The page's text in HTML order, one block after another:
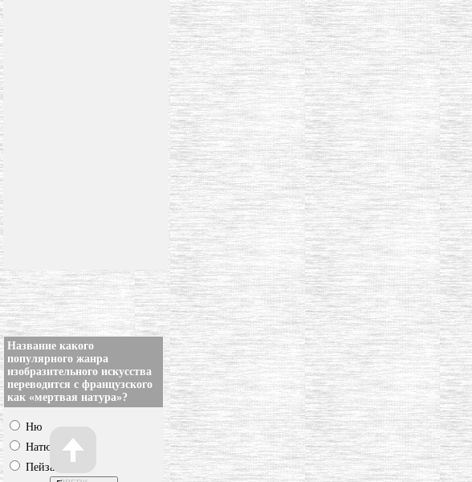
Название какого
популярного жанра
изобразительного искусства
переводится с французского
как «мертвая натура»?
Ню
Натюрморт
Пейзаж